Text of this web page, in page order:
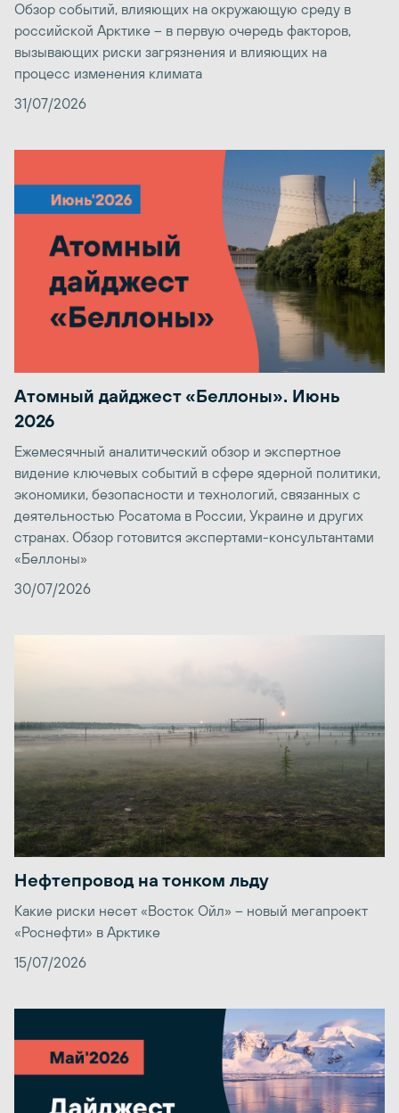
Обзор событий, влияющих на окружающую среду в
российской Арктике – в первую очередь факторов,
вызывающих риски загрязнения и влияющих на
процесс изменения климата
31/07/2026
Атомный дайджест «Беллоны». Июнь
2026
Ежемесячный аналитический обзор и экспертное
видение ключевых событий в сфере ядерной политики,
экономики, безопасности и технологий, связанных с
деятельностью Росатома в России, Украине и других
странах. Обзор готовится экспертами-консультантами
«Беллоны»
30/07/2026
Нефтепровод на тонком льду
Какие риски несет «Восток Ойл» – новый мегапроект
«Роснефти» в Арктике
15/07/2026